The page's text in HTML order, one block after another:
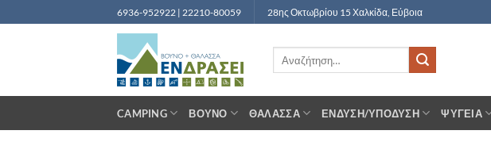
στο
6936-952922 | 22210-80059 28ης Οκτωβρίου 15 Χαλκίδα, Εύβοια
CAMPING ΒΟΥΝΌ ΘΆΛΑΣΣΑ ΈΝΔΥΣΗ/ΥΠΌΔΥΣΗ ΨΥΓΕΊΑ